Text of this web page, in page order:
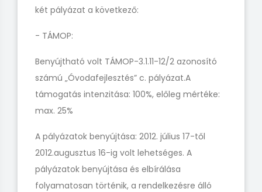
két pályázat a következő:
- TÁMOP:
Benyújtható volt TÁMOP-3.1.11-12/2 azonosító
számú „Óvodafejlesztés” c. pályázat.A
támogatás intenzitása: 100%, előleg mértéke:
max. 25%
A pályázatok benyújtása: 2012. július 17-től
2012.augusztus 16-ig volt lehetséges. A
pályázatok benyújtása és elbírálása
folyamatosan történik, a rendelkezésre álló